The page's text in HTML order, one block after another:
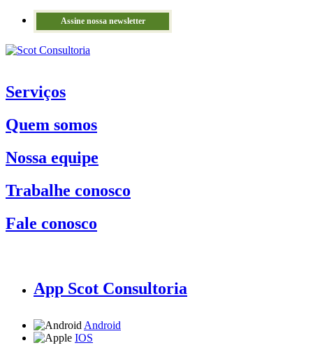
Assine nossa newsletter
Serviços
Quem somos
Nossa equipe
Trabalhe conosco
Fale conosco
App Scot Consultoria
Android
IOS